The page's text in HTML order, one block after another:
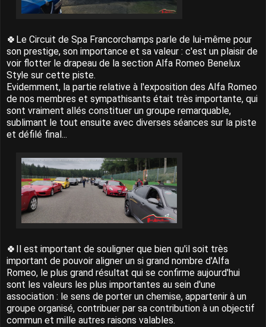
🍀Le Circuit de Spa Francorchamps parle de lui-même pour
son prestige, son importance et sa valeur : c'est un plaisir de
voir flotter le drapeau de la section Alfa Romeo Benelux
Style sur cette piste.
Evidemment, la partie relative à l'exposition des Alfa Romeo
de nos membres et sympathisants était très importante, qui
sont vraiment allés constituer un groupe remarquable,
sublimant le tout ensuite avec diverses séances sur la piste
et défilé final...
🍀Il est important de souligner que bien qu'il soit très
important de pouvoir aligner un si grand nombre d'Alfa
Romeo, le plus grand résultat qui se confirme aujourd'hui
sont les valeurs les plus importantes au sein d'une
association : le sens de porter un chemise, appartenir à un
groupe organisé, contribuer par sa contribution à un objectif
commun et mille autres raisons valables.